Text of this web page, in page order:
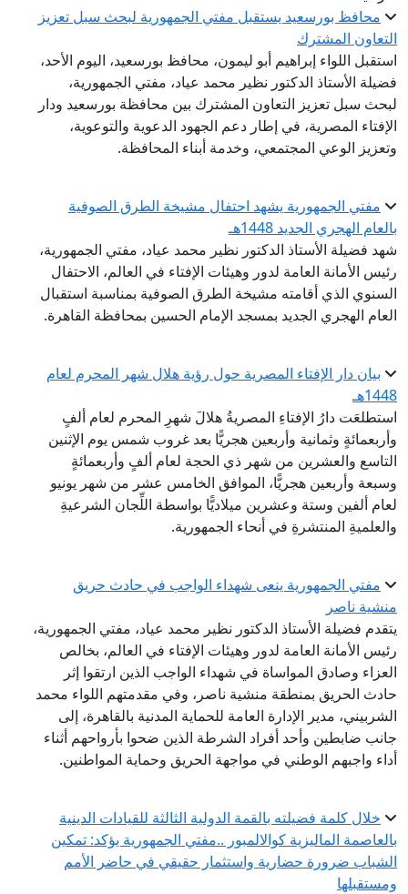
محافظ بورسعيد يستقبل مفتي الجمهورية لبحث سبل تعزيز
التعاون المشترك
استقبل اللواء إبراهيم أبو ليمون، محافظ بورسعيد، اليوم الأحد،
فضيلة الأستاذ الدكتور نظير محمد عياد، مفتي الجمهورية،
لبحث سبل تعزيز التعاون المشترك بين محافظة بورسعيد ودار
الإفتاء المصرية، في إطار دعم الجهود الدعوية والتوعوية،
وتعزيز الوعي المجتمعي، وخدمة أبناء المحافظة.
مفتي الجمهورية يشهد احتفال مشيخة الطرق الصوفية
بالعام الهجري الجديد 1448هـ
شهد فضيلة الأستاذ الدكتور نظير محمد عياد، مفتي الجمهورية،
رئيس الأمانة العامة لدور وهيئات الإفتاء في العالم، الاحتفال
السنوي الذي أقامته مشيخة الطرق الصوفية بمناسبة استقبال
العام الهجري الجديد بمسجد الإمام الحسين بمحافظة القاهرة.
بيان دار الإفتاء المصرية حول رؤية هلال شهر المحرم لعام
1448هـ
استطلعَت دارُ الإفتاءِ المصريةُ هلالَ شهرِ المحرم لعام ألفٍ
وأربعمائةٍ وثمانية وأربعين هجريًّا بعد غروب شمس يوم الإثنين
التاسع والعشرين من شهر ذي الحجة لعام ألفٍ وأربعمائةٍ
وسبعة وأربعين هجريًّا، الموافق الخامس عشر من شهر يونيو
لعام ألفين وستة وعشرين ميلاديًّا بواسطة اللِّجان الشرعيةِ
والعلميةِ المنتشرةِ في أنحاء الجمهورية.
مفتي الجمهورية ينعى شهداء الواجب في حادث حريق
منشية ناصر
يتقدم فضيلة الأستاذ الدكتور نظير محمد عياد، مفتي الجمهورية،
رئيس الأمانة العامة لدور وهيئات الإفتاء في العالم، بخالص
العزاء وصادق المواساة في شهداء الواجب الذين ارتقوا إثر
حادث الحريق بمنطقة منشية ناصر، وفي مقدمتهم اللواء محمد
الشربيني، مدير الإدارة العامة للحماية المدنية بالقاهرة، إلى
جانب ضابطين وأحد أفراد الشرطة الذين ضحوا بأرواحهم أثناء
أداء واجبهم الوطني في مواجهة الحريق وحماية المواطنين.
خلال كلمة فضيلته بالقمة الدولية الثالثة للقيادات الدينية
بالعاصمة الماليزية كوالالمبور ..مفتي الجمهورية يؤكد: تمكين
الشباب ضرورة حضارية واستثمار حقيقي في حاضر الأمم
ومستقبلها